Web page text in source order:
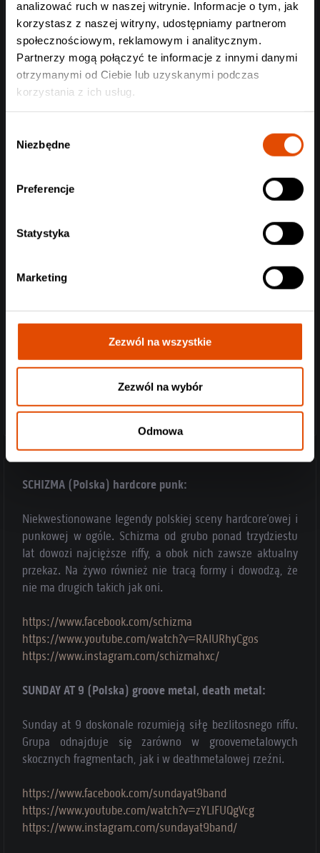
analizować ruch w naszej witrynie. Informacje o tym, jak
korzystasz z naszej witryny, udostępniamy partnerom
społecznościowym, reklamowym i analitycznym.
Partnerzy mogą połączyć te informacje z innymi danymi
otrzymanymi od Ciebie lub uzyskanymi podczas
korzystania z ich usług.
zgody
Niezbędne
Preferencje
Statystyka
Marketing
Zezwól na wszystkie
Zezwól na wybór
Odmowa
skrajnie moshogenne, czyli idealne do zabawy.
SCHIZMA (Polska) hardcore punk:
Niekwestionowane legendy polskiej sceny hardcore’owej i
punkowej w ogóle. Schizma od grubo ponad trzydziestu
lat dowozi najcięższe riffy, a obok nich zawsze aktualny
przekaz. Na żywo również nie tracą formy i dowodzą, że
nie ma drugich takich jak oni.
https://www.facebook.com/schizma
https://www.youtube.com/watch?v=RAlURhyCgos
https://www.instagram.com/schizmahxc/
SUNDAY AT 9 (Polska) groove metal, death metal:
Sunday at 9 doskonale rozumieją siłę bezlitosnego riffu.
Grupa odnajduje się zarówno w groovemetalowych
skocznych fragmentach, jak i w deathmetalowej rzeźni.
https://www.facebook.com/sundayat9band
https://www.youtube.com/watch?v=zYLlFUQgVcg
https://www.instagram.com/sundayat9band/